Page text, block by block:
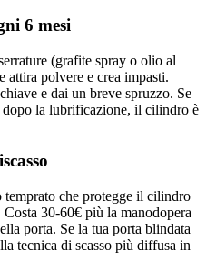
6 mesi
(grafite spray o olio al
polvere e crea impasti.
e dai un breve spruzzo. Se
la lubrificazione, il cilindro è
temprato che protegge il cilindro
30-60€ più la manodopera
porta. Se la tua porta blindata
tecnica di scasso più diffusa in